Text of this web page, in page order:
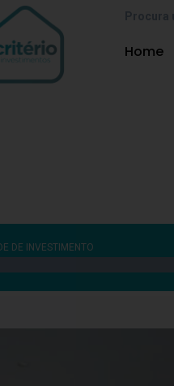
Home
DE INVESTIMENTO